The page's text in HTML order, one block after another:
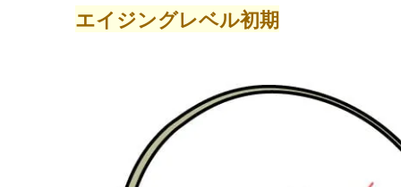
エイジングレベル初期